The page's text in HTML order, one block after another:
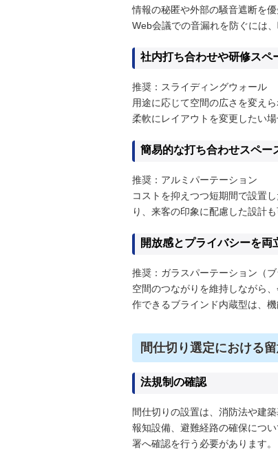
情報の秘匿や外部の騒音遮断を
Web会議での音漏れを防ぐには
社内打ち合わせや研修スペ
推奨：スライディングウォール
用途に応じて空間の広さを変え
柔軟にレイアウトを変更したい場
簡易的な打ち合わせスペー
推奨：アルミパーテーション
コストを抑えつつ短期間で設置
り、来客の印象に配慮した設計も
開放感とプライバシーを両
推奨：ガラスパーテーション（ブ
空間のつながりを維持しながら
作できるブラインド内蔵型は、
間仕切り選定における
法規制の確認
間仕切りの設置は、消防法や建
報知設備、避難経路の確保につ
署へ確認を行う必要があります。